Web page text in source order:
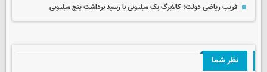
فریب ریاضی دولت؛ کالابرگ یک میلیونی با رسید برداشت پنج میلیونی
نظر شما